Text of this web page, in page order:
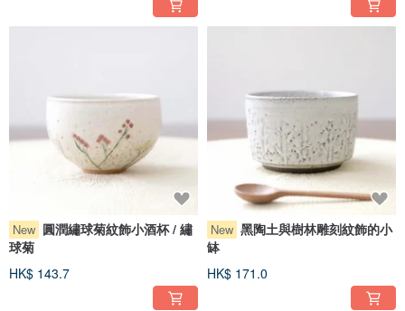
New 圓潤繡球菊紋飾小酒杯 / 繡
球菊
HK$ 143.7
New 黑陶土與樹林雕刻紋飾的小
缽
HK$ 171.0